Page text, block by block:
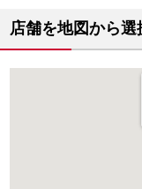
店舗を地図から選